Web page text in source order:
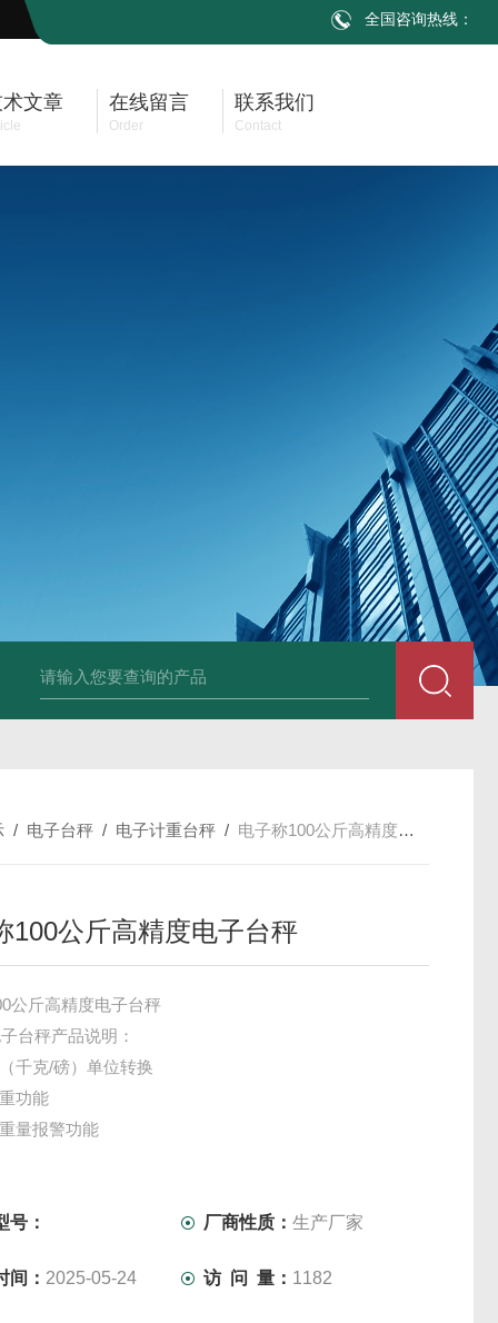
全国咨询热线：
文章 在线留言
Order
联系我们
Contact
JDT-WN-Q20S食品
/ 电子台秤 / 电子计重台秤 / 电子称100公斤高精度电子台秤
100公斤高精度电子台秤
公斤高精度电子台秤
台秤产品说明：
千克/磅）单位转换
功能
量报警功能
校正
号： 厂商性质：生产厂家
间： 2025-05-24 访 问 量： 1182